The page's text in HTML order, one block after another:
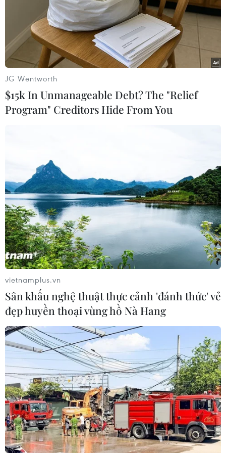
X. bị gãy cổ xương đùi trái. Bà X. đã 79 tuổi với
nhiều bệnh lý nội khoa.
Chỉ sau 2 ngày sau mổ, bà X. đã có thể một lần
nữa tự tin bước đi và tham gia tích cực vào quá
trình phục hồi chức năng.
Bệnh nhân sau phẫu thuật khớp háng có thể tập đi lại sớm với
trạng thái khỏe mạnh và tâm trạng tốt. (Nguồn: Vietnam+)
Với kết quả phục hồi tốt, sau mổ khoảng 3 tuần,
bệnh nhân có thể bỏ nạng để tự thực hiện tất cả
những động tác sinh hoạt thường ngày như leo
cầu thang, đạp xe, ngồi xổm, ngủ không phải kê
gối giữa 2 chân phòng trật khớp.
Phẫu thuật và hậu phẫu “4 không”
Từ bản thiết kế đã được lập, trong phẫu thuật
các bác sỹ sẽ sử dụng kết hợp cả robot định vị
và các trợ cụ phẫu thuật được in 3D giúp cho
việc đặt các bộ phận của khớp nhân tạo vào
đúng vị trí thiết kế.
JG Wentworth
$15k In Unmanageable Debt? The "Relief
Program" Creditors Hide From You
vietnamplus.vn
Sân khấu nghệ thuật thực cảnh 'đánh thức' vẻ
đẹp huyền thoại vùng hồ Nà Hang